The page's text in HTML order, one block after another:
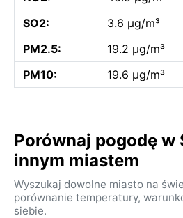
SO2:
3.6 µg/m³
PM2.5:
19.2 µg/m³
PM10:
19.6 µg/m³
Porównaj pogodę w
innym miastem
Wyszukaj dowolne miasto na
porównanie temperatury,
siebie.